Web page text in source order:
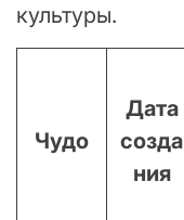
культуры.
Чудо
Дата
созда
ния